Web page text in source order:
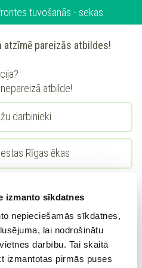
izmanto sīkdatnes
nepieciešamās sīkdatnes,
lai nodrošinātu
darbību. Tai skaitā
izmantotas pirmās puses
tuvošanās - sekas
atzīmē pareizās atbildes!
atbilde!
darbinieki
Rīgas ēkas